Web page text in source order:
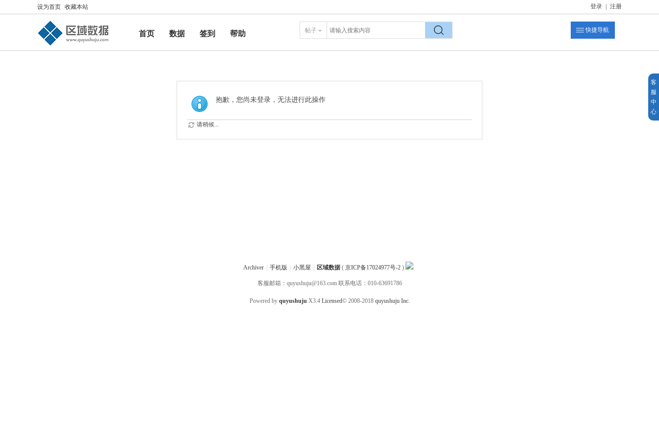
设为首页 收藏本站 登录 注册
首页 数据 签到
帮助
帮助
帖子
快捷导航
抱歉，您尚未登录，无法进行此操作
请稍候...
客
服
中
心
Archiver 手机版 小黑屋 区域数据( 京ICP备17024977号-2)
客服邮箱：quyushuju@163.com 联系电话：010-63691786
Powered by quyushuju X3.4 Licensed© 2008-2018 quyushuju Inc.